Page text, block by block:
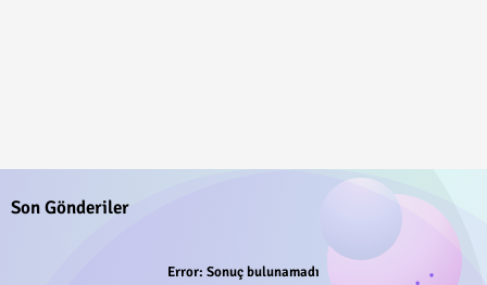
Son Gönderiler
Error: Sonuç bulunamadı